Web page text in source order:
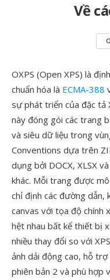
Về
OXPS (Open XPS) là
chuẩn hóa là ECMA-388
sự phát triển của đặc tả
này đóng gói các trang
và siêu dữ liệu trong
Conventions dựa trên
dụng bởi DOCX, XLSX
khác. Mỗi trang được
chỉ định các đường dẫn,
canvas với tọa độ chính
hệt nhau bất kể thiết bị
nhiều thay đổi so với
ảnh dải động cao, hỗ
phiên bản 2 và phù hợp